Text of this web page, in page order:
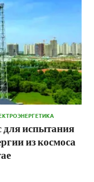
испытания
из космоса